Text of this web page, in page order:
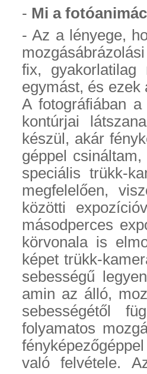
- Mi a
- Az a lényege,
fix, gyakorlatilag
egymást, és ezek
A fotográfiában
kontúrjai
készül, akár
géppel
speciális trükk-
megfelelően,
közötti
másodperces
körvonala is
képet trükk-
sebességű
amin az álló,
sebességétől
folyamatos
való felvétele.